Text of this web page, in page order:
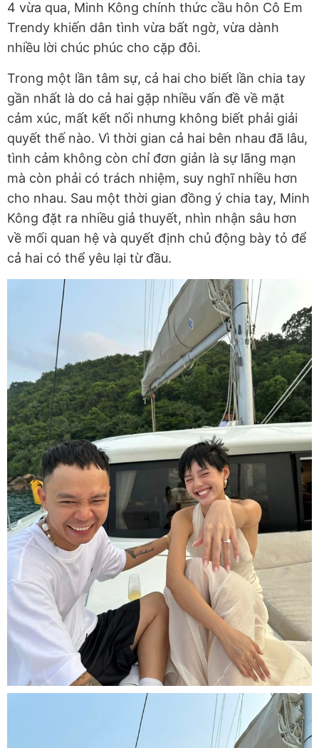
4 vừa qua, Minh Kông chính thức cầu hôn Cô Em
Trendy khiến dân tình vừa bất ngờ, vừa dành
nhiều lời chúc phúc cho cặp đôi.
Trong một lần tâm sự, cả hai cho biết lần chia tay
gần nhất là do cả hai gặp nhiều vấn đề về mặt
cảm xúc, mất kết nối nhưng không biết phải giải
quyết thế nào. Vì thời gian cả hai bên nhau đã lâu,
tình cảm không còn chỉ đơn giản là sự lãng mạn
mà còn phải có trách nhiệm, suy nghĩ nhiều hơn
cho nhau. Sau một thời gian đồng ý chia tay, Minh
Kông đặt ra nhiều giả thuyết, nhìn nhận sâu hơn
về mối quan hệ và quyết định chủ động bày tỏ để
cả hai có thể yêu lại từ đầu.